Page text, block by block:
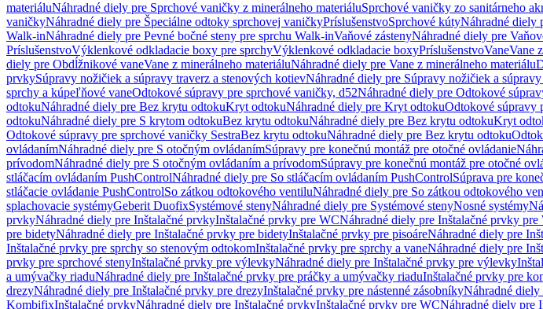
materiáluNáhradné diely pre Sprchové vaničky z minerálneho materiáluSprchové vaničky zo sanitárneho
vaničkyNáhradné diely pre Špeciálne odtoky sprchovej vaničkyPríslušenstvoSprchové kútyNáhradné diely
Walk-inNáhradné diely pre Pevné bočné steny pre sprchu Walk-inVaňové zástenyNáhradné diely pre
PríslušenstvoVýklenkové odkladacie boxy pre sprchyVýklenkové odkladacie boxyPríslušenstvoVaneVane
diely pre Obdĺžnikové vaneVane z minerálneho materiáluNáhradné diely pre Vane z minerálneho materiálu
prvkySúpravy nožičiek a súpravy traverz a stenových kotievNáhradné diely pre Súpravy nožičiek a
sprchy a kúpeľňové vaneOdtokové súpravy pre sprchové vaničky, d52Náhradné diely pre Odtokové
odtokuNáhradné diely pre Bez krytu odtokuKryt odtokuNáhradné diely pre Kryt odtokuOdtokové súpravy
odtokuNáhradné diely pre S krytom odtokuBez krytu odtokuNáhradné diely pre Bez krytu odtokuKryt
Odtokové súpravy pre sprchové vaničky SestraBez krytu odtokuNáhradné diely pre Bez krytu odtoku
ovládanímNáhradné diely pre S otočným ovládanímSúpravy pre konečnú montáž pre otočné ovládanie
prívodomNáhradné diely pre S otočným ovládaním a prívodomSúpravy pre konečnú montáž pre otočné
stláčacím ovládaním PushControlNáhradné diely pre So stláčacím ovládaním PushControlSúprava pre
stláčacie ovládanie PushControlSo zátkou odtokového ventiluNáhradné diely pre So zátkou odtokového
splachovacie systémyGeberit DuofixSystémové stenyNáhradné diely pre Systémové stenyNosné systémy
prvkyNáhradné diely pre Inštalačné prvkyInštalačné prvky pre WCNáhradné diely pre Inštalačné prvky pre
pre bidetyNáhradné diely pre Inštalačné prvky pre bidetyInštalačné prvky pre pisoáreNáhradné diely pre
Inštalačné prvky pre sprchy so stenovým odtokomInštalačné prvky pre sprchy a vaneNáhradné diely pre
prvky pre sprchové stenyInštalačné prvky pre výlevkyNáhradné diely pre Inštalačné prvky pre výlevky
a umývačky riaduNáhradné diely pre Inštalačné prvky pre práčky a umývačky riaduInštalačné prvky pre
drezyNáhradné diely pre Inštalačné prvky pre drezyInštalačné prvky pre nástenné zásobníkyNáhradné diely
KombifixInštalačné prvkyNáhradné diely pre Inštalačné prvkyInštalačné prvky pre WCNáhradné diely pre